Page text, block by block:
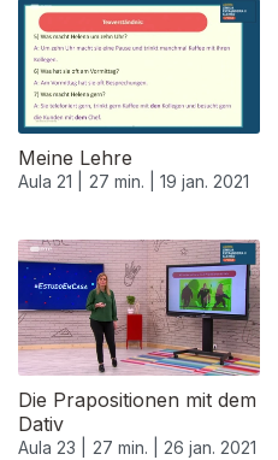
Meine Lehre
Aula 21 | 27 min. | 19 jan. 2021
Die Prapositionen mit dem
Dativ
Aula 23 | 27 min. | 26 jan. 2021
520671